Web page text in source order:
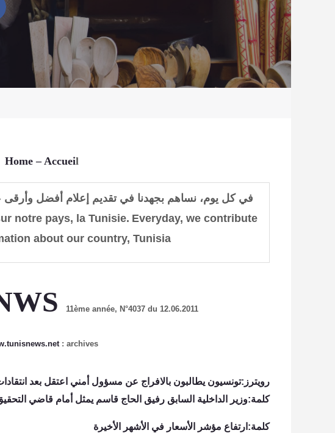
Home – Accueil
في كل يوم، نساهم بجهدنا في تقديم إعلام أفضل
notre pays, la Tunisie. Everyday, we contribute
about our country, Tunisia
11ème année, N°4037 du 12.06.2011
archives
:
رويترز:تونسيون يطالبون بالافراج عن مسؤول أمني اعتقل بعد
كلمة:وزير الداخلية السابق رفيق الحاج قاسم يمثل أمام قاضي
كلمة:ارتفاع مؤشر الأسعار في الأشهر الأخيرة